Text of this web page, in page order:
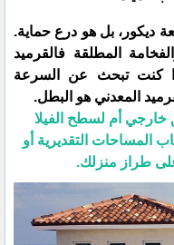
ديكور، بل هو درع حماية.
المطلقة فالقرميد
إذا كنت تبحث عن السرعة
المعدني هو البطل.
أم لسطح الفيلا
المساحات التقديرية أو
على طراز منزلك.